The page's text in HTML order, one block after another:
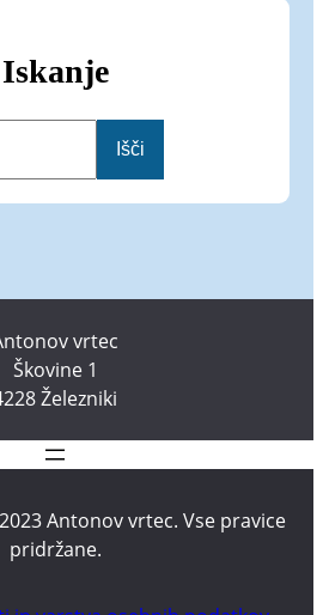
Iskanje
Išči
vrtec
Škovine 1
Železniki
Antonov vrtec. Vse pravice
pridržane.